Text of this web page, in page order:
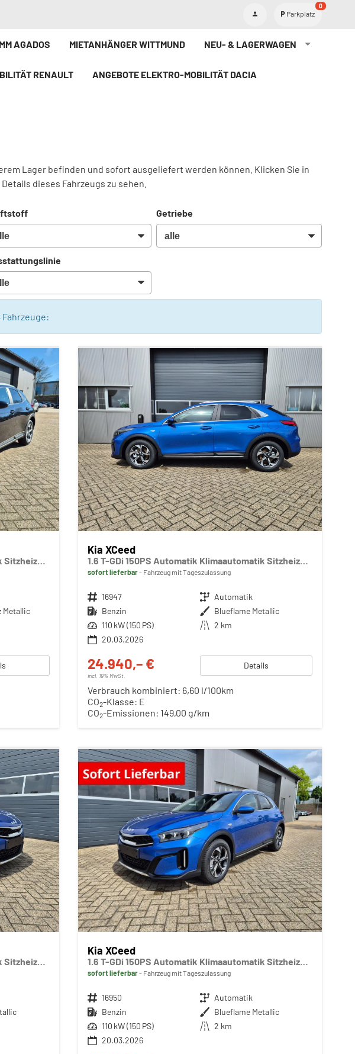
Parkplatz
0
AGADOS MIETANHÄNGER WITTMUND NEU- & LAGERWAGEN
RENAULT ANGEBOTE ELEKTRO-MOBILITÄT DACIA
Lager befinden und sofort ausgeliefert werden können. Klicken Sie in
dieses Fahrzeugs zu sehen.
Getriebe
Fahrzeuge:
1.6 T-GDi 150PS Automatik Klimaautomatik Sitzheizung Lenkradheizung Navi PDC Rückf.Kamera abged.Scheiben Apple CarPlay Android Auto
Metallic
Kia XCeed
1.6 T-GDi 150PS Automatik Klimaautomatik Sitzheizung Lenkradheizung Navi PDC Rückf.Kamera abged.Scheiben Apple CarPlay Android Auto
sofort lieferbar Fahrzeug mit Tageszulassung
Fahrzeugnr. 16947 Getriebe Automatik
Kraftstoff Benzin Außenfarbe Blueflame Metallic
Leistung 110 kW (150 PS) Kilometerstand 2 km
20.03.2026
24.940,– €
incl. 19% MwSt.
Details
Verbrauch kombiniert: 6,60 l/100km
CO2-Klasse: E
CO2-Emissionen: 149,00 g/km
1.6 T-GDi 150PS Automatik Klimaautomatik Sitzheizung Lenkradheizung Navi PDC Rückf.Kamera abged.Scheiben Apple CarPlay Android Auto
Kia XCeed
1.6 T-GDi 150PS Automatik Klimaautomatik Sitzheizung Lenkradheizung Navi PDC Rückf.Kamera abged.Scheiben Apple CarPlay Android Auto
sofort lieferbar Fahrzeug mit Tageszulassung
Fahrzeugnr. 16950 Getriebe Automatik
Kraftstoff Benzin Außenfarbe Blueflame Metallic
Leistung 110 kW (150 PS) Kilometerstand 2 km
20.03.2026